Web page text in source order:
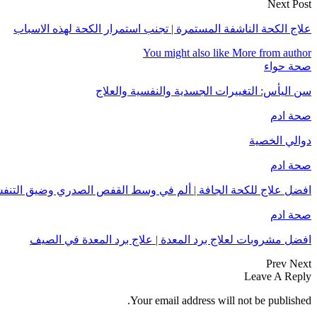
Next Post
علاج الكحة الناشفة المستمرة | تجنب استمرار الكحة لهذه الاسباب
You might also like More from author
صحة حواء
سن اليأس: التغييرات الجسدية والنفسية والعلاج
صحة ادم
دوالي الخصية
صحة ادم
افضل علاج للكحة الجافة | ألم في وسط القفص الصدري وضيق
صحة ادم
افضل مشروبات لعلاج برد المعدة | علاج برد المعدة في الصيف
Prev Next
Leave A Reply
Your email address will not be published.